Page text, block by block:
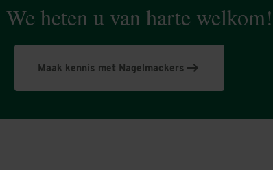
We heten u van harte welkom!
Maak kennis met Nagelmackers